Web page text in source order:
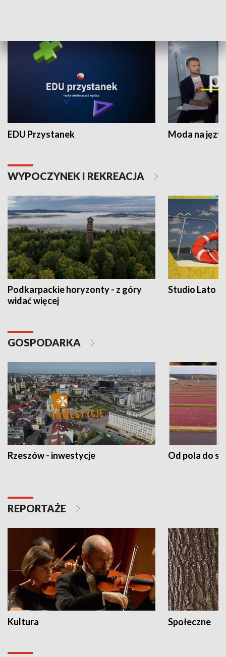
EDU Przystanek Moda na
WYPOCZYNEK I REKREACJA
Podkarpackie horyzonty - z góry
widać więcej
Studio Lato
GOSPODARKA
Rzeszów - inwestycje Od pola do
REPORTAŻE
Kultura Społeczne